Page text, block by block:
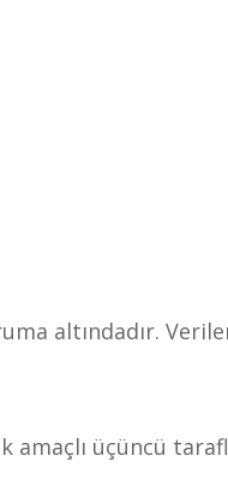
altındadır.
üçüncü